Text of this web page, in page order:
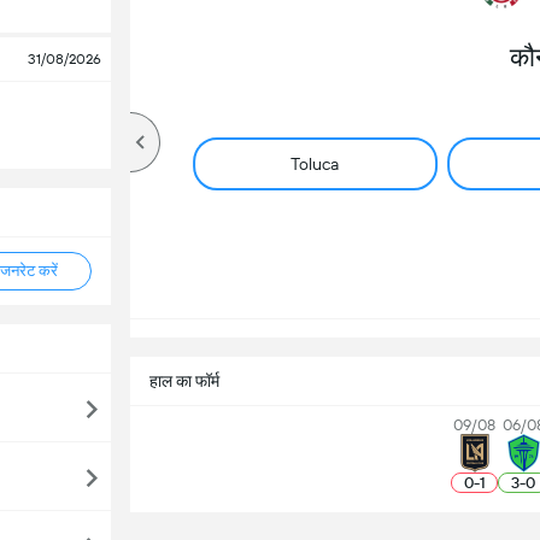
31/08/2026
करें
Toluca
हाल का फॉर्म
09/08
0-1
06/
3-0